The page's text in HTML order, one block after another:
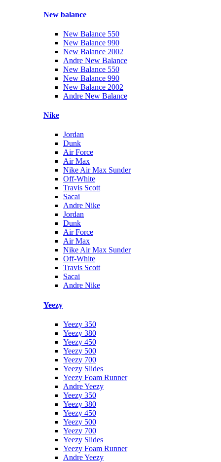
New balance
New Balance 550
New Balance 990
New Balance 2002
Andre New Balance
New Balance 550
New Balance 990
New Balance 2002
Andre New Balance
Nike
Jordan
Dunk
Air Force
Air Max
Nike Air Max Sunder
Off-White
Travis Scott
Sacai
Andre Nike
Jordan
Dunk
Air Force
Air Max
Nike Air Max Sunder
Off-White
Travis Scott
Sacai
Andre Nike
Yeezy
Yeezy 350
Yeezy 380
Yeezy 450
Yeezy 500
Yeezy 700
Yeezy Slides
Yeezy Foam Runner
Andre Yeezy
Yeezy 350
Yeezy 380
Yeezy 450
Yeezy 500
Yeezy 700
Yeezy Slides
Yeezy Foam Runner
Andre Yeezy